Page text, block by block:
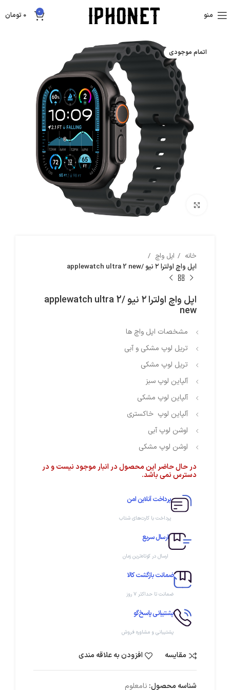
منو 0
0 تومان
اتمام موجودی
بزرگنمایی تصویر
خانه
اپل واچ
اپل واچ اولترا ۲ نیو /applewatch ultra 2 new
اپل واچ اولترا ۲ نیو /applewatch ultra 2
new
مشخصات اپل واچ ها
تریل لوپ مشکی و آبی
تریل لوپ مشکی
آلپاین لوپ سبز
آلپاین لوپ مشکی
آلپاین لوپ خاکستری
اوشن لوپ آبی
اوشن لوپ مشکی
در حال حاضر این محصول در انبار موجود نیست و در
دسترس نمی باشد.
پرداخت آنلاین امن
پرداخت با کارت‌های شتاب
ارسال سریع
ارسال در کوتاه‌ترین زمان
ضمانت بازگشت کالا
ضمانت تا حداکثر ۷ روز
پشتیبانی پاسخ‌گو
پشتیبانی و مشاوره فروش
مقایسه افزودن به علاقه مندی
شناسه محصول: نامعلوم